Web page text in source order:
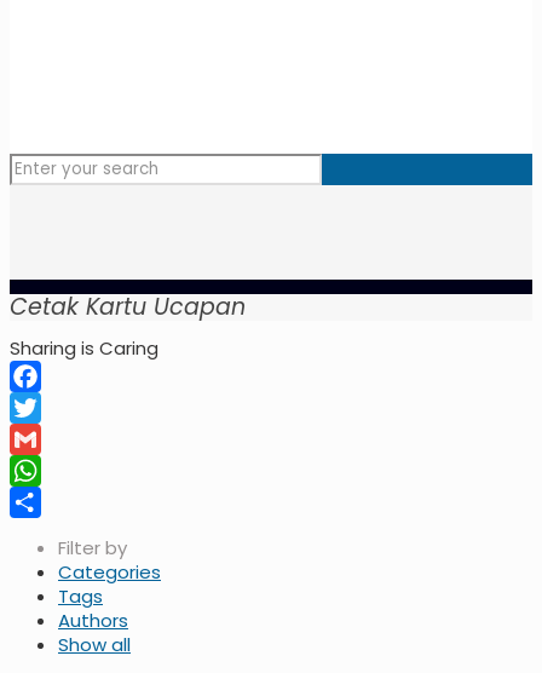
Cetak Kartu Ucapan
Sharing is Caring
Facebook
Twitter
Gmail
WhatsApp
Filter by
Categories
Tags
Authors
Show all